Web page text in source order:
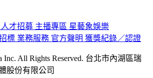
人才招募 主播專區 星藝象娛樂
標 業務服務 官方聲明 獲獎紀錄／認證
Inc. All Rights Reserved. 台北市內湖區瑞
股份有限公司